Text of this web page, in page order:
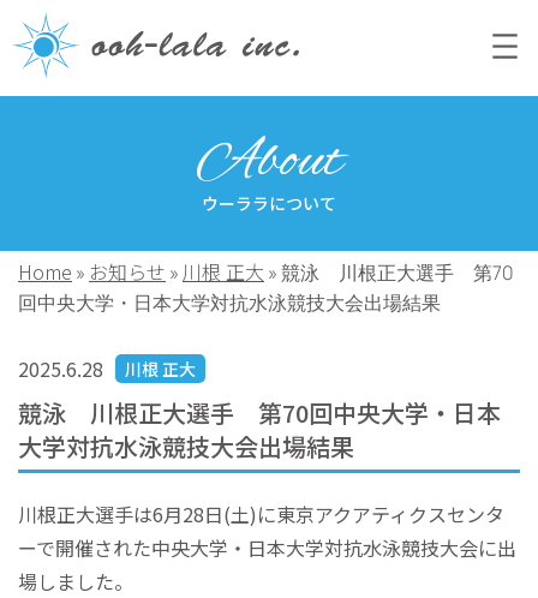
About
ウーララについて
Home » お知らせ »川根 正大 »競泳 川根正大選手 第70
回中央大学・日本大学対抗水泳競技大会出場結果
2025.6.28 川根 正大
競泳 川根正大選手 第70回中央大学・日本
大学対抗水泳競技大会出場結果
川根正大選手は6月28日(土)に東京アクアティクスセンタ
ーで開催された中央大学・日本大学対抗水泳競技大会に出
場しました。